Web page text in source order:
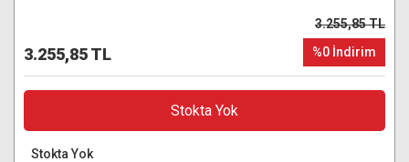
3.255,85 TL
3.255,85 TL
%0 İndirim
Stokta Yok
Stokta Yok